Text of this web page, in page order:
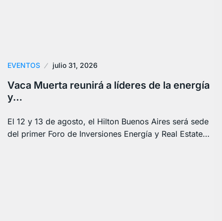
EVENTOS julio 31, 2026
Vaca Muerta reunirá a líderes de la energía
y…
El 12 y 13 de agosto, el Hilton Buenos Aires será sede
del primer Foro de Inversiones Energía y Real Estate…